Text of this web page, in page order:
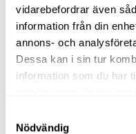
vidarebefordrar även
information från din
annons- och
Dessa kan i sin tur
information som du har
Nödvändig
Loungefåtöljer
Reclinerfåtöljer
Skinnfåtöljer
Snurrfåtöljer
Hallmöbler